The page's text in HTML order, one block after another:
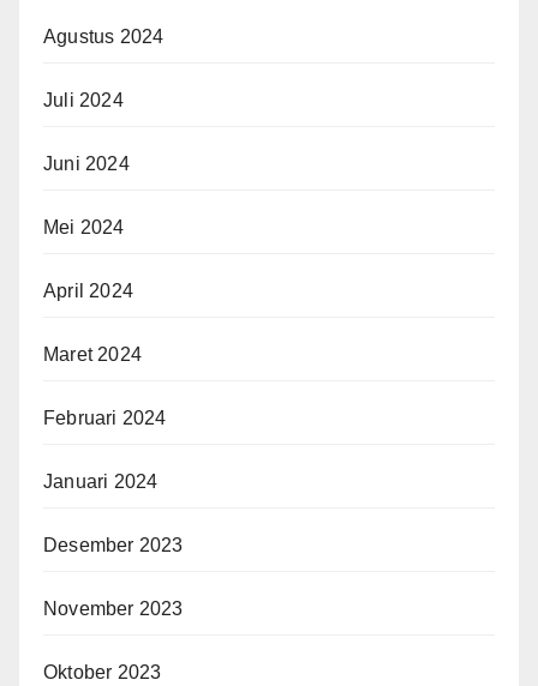
Agustus 2024
Juli 2024
Juni 2024
Mei 2024
April 2024
Maret 2024
Februari 2024
Januari 2024
Desember 2023
November 2023
Oktober 2023